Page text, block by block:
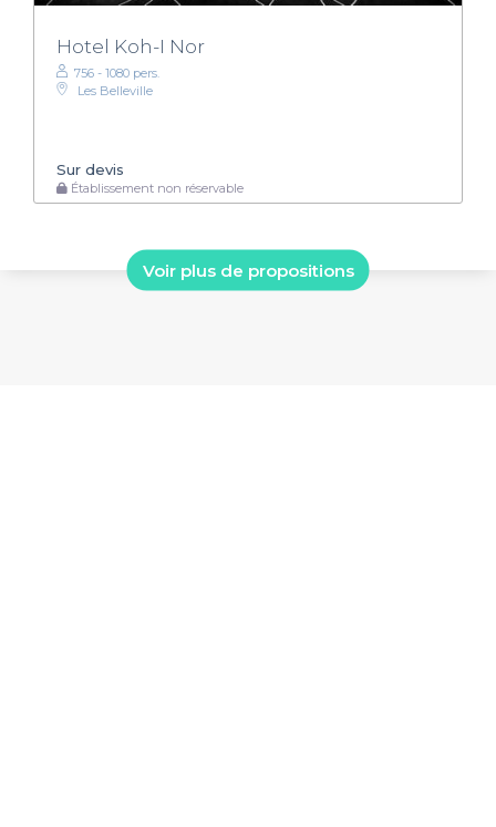
Hotel Koh-I Nor
756 - 1080 pers.
Les Belleville
Sur devis
Établissement non réservable
Voir plus de propositions